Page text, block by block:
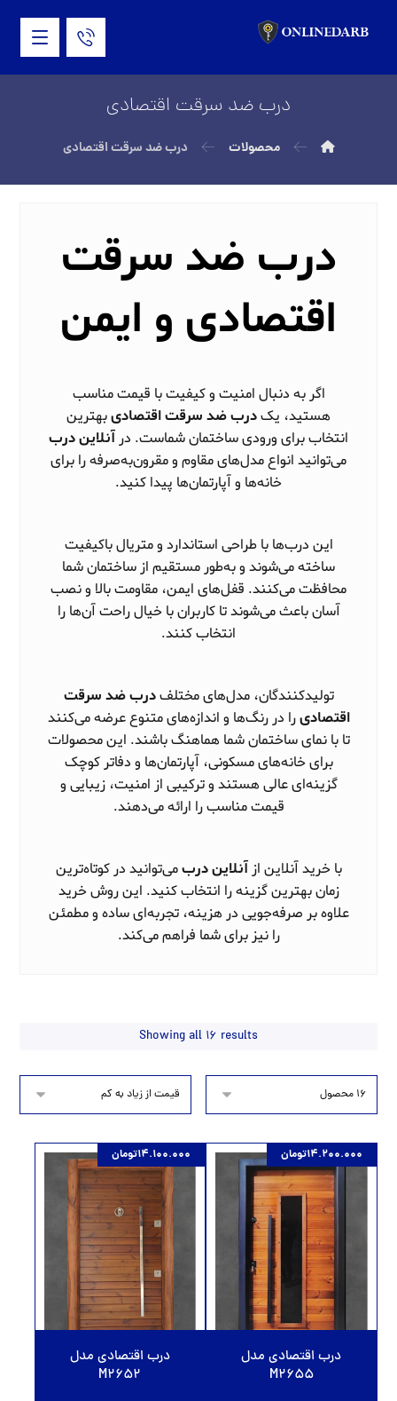
درب ضد سرقت اقتصادی
محصولات درب ضد سرقت اقتصادی
درب ضد سرقت
اقتصادی و ایمن
اگر به دنبال امنیت و کیفیت با قیمت مناسب
هستید، یکدرب ضد سرقت اقتصادیبهترین
انتخاب برای ورودی ساختمان شماست. درآنلاین درب
می‌توانید انواع مدل‌های مقاوم و مقرون‌به‌صرفه را برای
خانه‌ها و آپارتمان‌ها پیدا کنید.
این درب‌ها با طراحی استاندارد و متریال باکیفیت
ساخته می‌شوند و به‌طور مستقیم از ساختمان شما
محافظت می‌کنند. قفل‌های ایمن، مقاومت بالا و نصب
آسان باعث می‌شوند تا کاربران با خیال راحت آن‌ها را
انتخاب کنند.
تولیدکنندگان، مدل‌های مختلفدرب ضد سرقت
اقتصادیرا در رنگ‌ها و اندازه‌های متنوع عرضه می‌کنند
تا با نمای ساختمان شما هماهنگ باشند. این محصولات
برای خانه‌های مسکونی، آپارتمان‌ها و دفاتر کوچک
گزینه‌ای عالی هستند و ترکیبی از امنیت، زیبایی و
قیمت مناسب را ارائه می‌دهند.
با خرید آنلاین ازآنلاین دربمی‌توانید در کوتاه‌ترین
زمان بهترین گزینه را انتخاب کنید. این روش خرید
علاوه بر صرفه‌جویی در هزینه، تجربه‌ای ساده و مطمئن
را نیز برای شما فراهم می‌کند.
Showing all 16 results
درب اقتصادی مدل
M2655
14.200.000تومان
درب اقتصادی مدل
M2652
14.100.000تومان